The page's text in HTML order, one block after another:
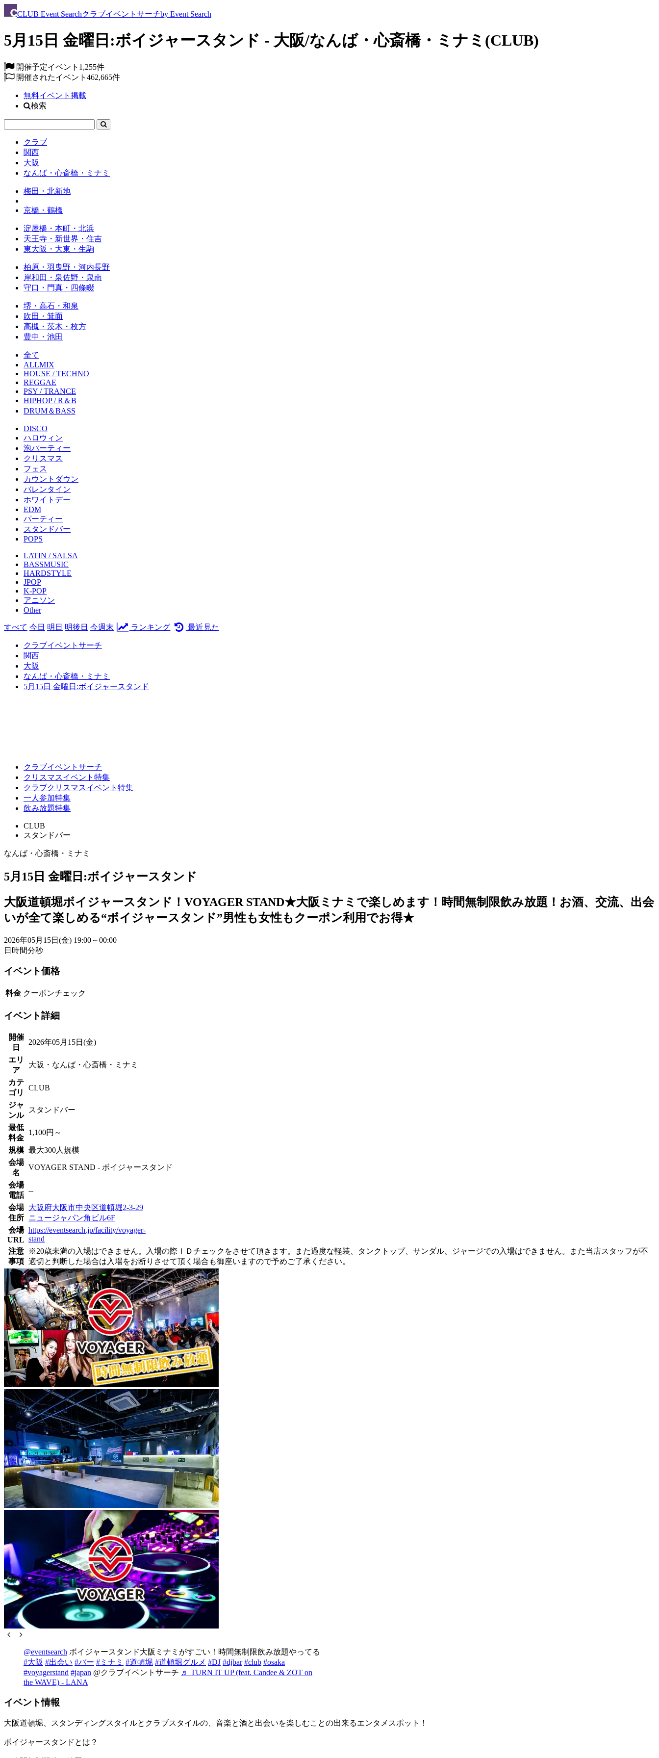
CLUB Event Searchクラブイベントサーチby Event Search
5月15日 金曜日:ボイジャースタンド - 大阪/なんば・心斎橋・ミナミ(CLUB)
開催予定イベント 1,255件
開催されたイベント 462,665件
無料イベント掲載
検索
クラブ
関西
大阪
なんば・心斎橋・ミナミ
梅田・北新地
京橋・鶴橋
淀屋橋・本町・北浜
天王寺・新世界・住吉
東大阪・大東・生駒
柏原・羽曳野・河内長野
岸和田・泉佐野・泉南
守口・門真・四條畷
堺・高石・和泉
吹田・箕面
高槻・茨木・枚方
豊中・池田
全て
ALLMIX
HOUSE / TECHNO
REGGAE
PSY / TRANCE
HIPHOP / R＆B
DRUM＆BASS
DISCO
ハロウィン
泡パーティー
クリスマス
フェス
カウントダウン
バレンタイン
ホワイトデー
EDM
パーティー
スタンドバー
POPS
LATIN / SALSA
BASSMUSIC
HARDSTYLE
JPOP
K-POP
アニソン
Other
すべて 今日 明日 明後日 今週末 ランキング 最近見た
クラブイベントサーチ
関西
大阪
なんば・心斎橋・ミナミ
5月15日 金曜日:ボイジャースタンド
クラブイベントサーチ
クリスマスイベント特集
クラブクリスマスイベント特集
一人参加特集
飲み放題特集
CLUB
スタンドバー
なんば・心斎橋・ミナミ
5月15日 金曜日:ボイジャースタンド
大阪道頓堀ボイジャースタンド！VOYAGER STAND★大阪ミナミで楽しめます！時間無制限飲み放題！お酒、交流、出会
いが全て楽しめる“ボイジャースタンド”男性も女性もクーポン利用でお得★
2026年05月15日(金) 19:00～00:00
日 時間分秒
イベント価格
料金 クーポンチェック
イベント詳細
開催
日
2026年05月15日(金)
エリ
ア
大阪・なんば・心斎橋・ミナミ
カテ
ゴリ
CLUB
ジャ
ンル
スタンドバー
最低
料金
1,100円～
規模 最大300人規模
会場
名
VOYAGER STAND - ボイジャースタンド
会場
電話
--
会場
住所
大阪府大阪市中央区道頓堀2-3-29
ニュージャパン角ビル6F
会場
URL
https://eventsearch.jp/facility/voyager-
stand
注意
事項
※20歳未満の入場はできません。入場の際ＩＤチェックをさせて頂きます。また過度な軽装、タンクトップ、サンダル、ジャージでの入場はできません。また当店スタッフが不
適切と判断した場合は入場をお断りさせて頂く場合も御座いますので予めご了承ください。
@eventsearch ボイジャースタンド大阪ミナミがすごい！時間無制限飲み放題やってる
#大阪 #出会い #バー #ミナミ #道頓堀 #道頓堀グルメ #DJ #djbar #club #osaka
#voyagerstand #japan @クラブイベントサーチ ♬ TURN IT UP (feat. Candee & ZOT on
the WAVE) - LANA
イベント情報
大阪道頓堀、スタンディングスタイルとクラブスタイルの、音楽と酒と出会いを楽しむことの出来るエンタメスポット！
ボイジャースタンドとは？